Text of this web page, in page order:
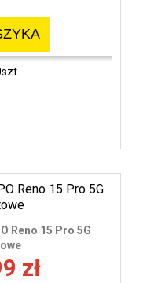
Reno 15 Pro 5G
zł